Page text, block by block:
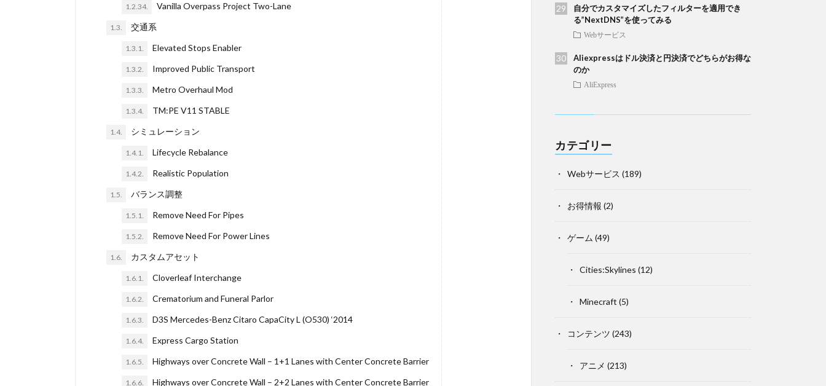
1.2.34. Vanilla Overpass Project Two-Lane
1.3. 交通系
1.3.1. Elevated Stops Enabler
1.3.2. Improved Public Transport
1.3.3. Metro Overhaul Mod
1.3.4. TM:PE V11 STABLE
1.4. シミュレーション
1.4.1. Lifecycle Rebalance
1.4.2. Realistic Population
1.5. バランス調整
1.5.1. Remove Need For Pipes
1.5.2. Remove Need For Power Lines
1.6. カスタムアセット
1.6.1. Cloverleaf Interchange
1.6.2. Crematorium and Funeral Parlor
1.6.3. D3S Mercedes-Benz Citaro CapaCity L (O530) ‘2014
1.6.4. Express Cargo Station
1.6.5. Highways over Concrete Wall – 1+1 Lanes with Center Concrete Barrier
1.6.6. Highways over Concrete Wall – 2+2 Lanes with Center Concrete Barrier
自分でカスタマイズしたフィルターを適用でき
る”NextDNS”を使ってみる
Webサービス
Aliexpressはドル決済と円決済でどちらがお得な
のか
AliExpress
カテゴリー
Webサービス (189)
お得情報 (2)
ゲーム (49)
Cities:Skylines (12)
Minecraft (5)
コンテンツ (243)
アニメ (213)